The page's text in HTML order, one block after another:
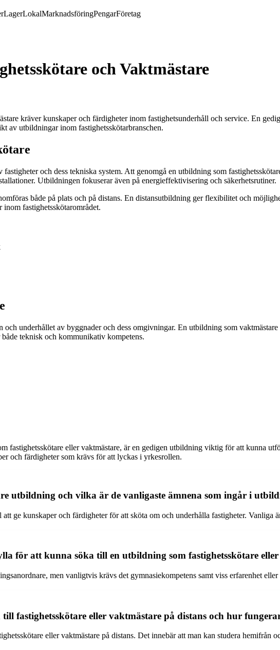
LagerLokalMarknadsföringPengarFöretag
och Vaktmästare
kräver kunskaper och färdigheter inom fastighetsunderhåll och service. En
av utbildningar inom fastighetsskötarbranschen.
fastigheter och dess tekniska system. Att genomgå en utbildning som
Utbildningen fokuserar även på energieffektivisering och säkerhetsrutiner.
både på plats och på distans. En distansutbildning ger flexibilitet och
fastighetsskötarområdet.
och underhållet av byggnader och dess omgivningar. En utbildning som
teknisk och kommunikativ kompetens.
fastighetsskötare eller vaktmästare, är en gedigen utbildning viktig för att kunna
och färdigheter som krävs för att lyckas i yrkesrollen.
utbildning och vilka är de vanligaste ämnena som ingår i
ge kunskaper och färdigheter för att sköta om och underhålla fastigheter.
för att kunna söka till en utbildning som fastighetsskötare
men vanligtvis krävs det gymnasiekompetens samt viss erfarenhet eller
fastighetsskötare eller vaktmästare på distans och hur
eller vaktmästare på distans. Det innebär att man kan studera